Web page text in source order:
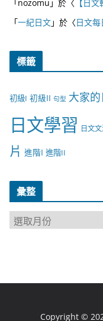
「nozomu 」於〈 【日
「一紀日文」於〈日文每
標籤
初級I 初級II 句型 大家
日文學習 日文
片 進階I 進階II
彙整
彙
整
Copyright ©